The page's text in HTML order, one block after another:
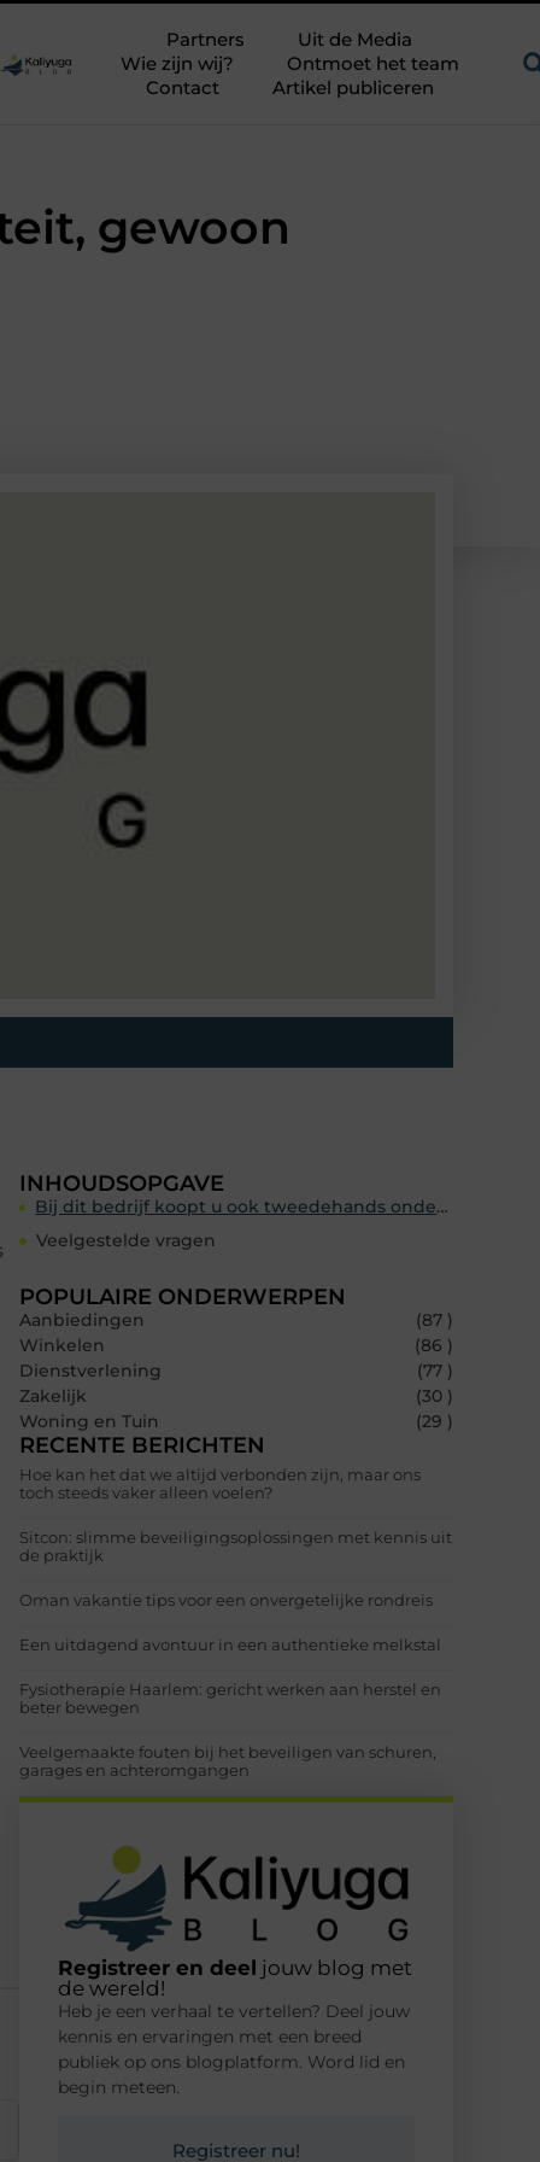
Partners
Uit de Media
Wie zijn wij?
Ontmoet het team
Contact
Artikel publiceren
gewoon
INHOUDSOPGAVE
Bij dit bedrijf koopt u ook tweedehands onderdelen
Veelgestelde vragen
POPULAIRE ONDERWERPEN
Aanbiedingen
(87 )
Winkelen
(86 )
Dienstverlening
(77 )
Zakelijk
(30 )
Woning en Tuin
(29 )
RECENTE BERICHTEN
Hoe kan het dat we altijd verbonden zijn, maar ons
toch steeds vaker alleen voelen?
Sitcon: slimme beveiligingsoplossingen met kennis uit
de praktijk
Oman vakantie tips voor een onvergetelijke rondreis
Een uitdagend avontuur in een authentieke melkstal
Fysiotherapie Haarlem: gericht werken aan herstel en
beter bewegen
Veelgemaakte fouten bij het beveiligen van schuren,
garages en achteromgangen
Registreer en deel jouw blog met
de wereld!
Heb je een verhaal te vertellen? Deel jouw
kennis en ervaringen met een breed
publiek op ons blogplatform. Word lid en
begin meteen.
Registreer nu!